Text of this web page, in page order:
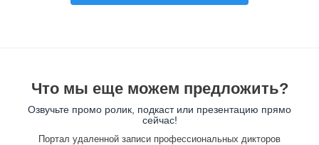
Что мы еще можем предложить?
Озвучьте промо ролик, подкаст или презентацию прямо
сейчас!
Портал удаленной записи профессиональных дикторов